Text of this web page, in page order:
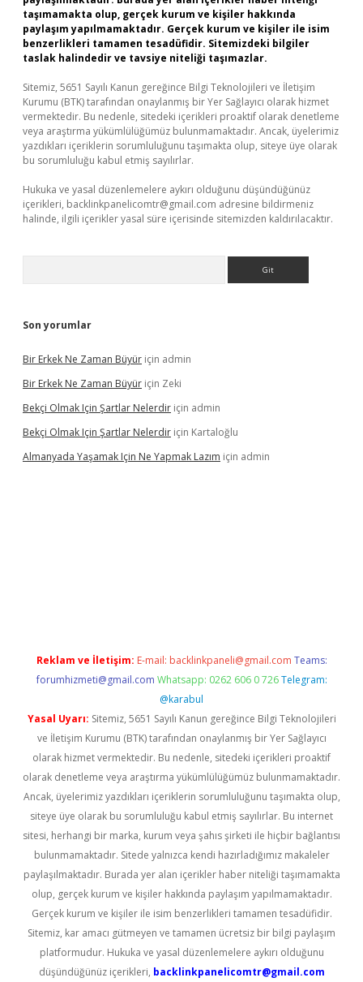
taşımamakta olup, gerçek kurum ve kişiler hakkında
paylaşım yapılmamaktadır. Gerçek kurum ve kişiler ile isim
benzerlikleri tamamen tesadüfidir. Sitemizdeki bilgiler
taslak halindedir ve tavsiye niteliği taşımazlar.
Sitemiz, 5651 Sayılı Kanun gereğince Bilgi Teknolojileri ve İletişim
Kurumu (BTK) tarafından onaylanmış bir Yer Sağlayıcı olarak hizmet
vermektedir. Bu nedenle, sitedeki içerikleri proaktif olarak denetleme
veya araştırma yükümlülüğümüz bulunmamaktadır. Ancak, üyelerimiz
yazdıkları içeriklerin sorumluluğunu taşımakta olup, siteye üye olarak
bu sorumluluğu kabul etmiş sayılırlar.
Hukuka ve yasal düzenlemelere aykırı olduğunu düşündüğünüz
içerikleri, backlinkpanelicomtr@gmail.com adresine bildirmeniz
halinde, ilgili içerikler yasal süre içerisinde sitemizden kaldırılacaktır.
Son yorumlar
Bir Erkek Ne Zaman Büyür için admin
Bir Erkek Ne Zaman Büyür için Zeki
Bekçi Olmak Için Şartlar Nelerdir için admin
Bekçi Olmak Için Şartlar Nelerdir için Kartaloğlu
Almanyada Yaşamak Için Ne Yapmak Lazım için admin
Reklam ve İletişim: E-mail: backlinkpaneli@gmail.com Teams:
forumhizmeti@gmail.com Whatsapp: 0262 606 0 726 Telegram:
@karabul
Yasal Uyarı: Sitemiz, 5651 Sayılı Kanun gereğince Bilgi Teknolojileri
ve İletişim Kurumu (BTK) tarafından onaylanmış bir Yer Sağlayıcı
olarak hizmet vermektedir. Bu nedenle, sitedeki içerikleri proaktif
olarak denetleme veya araştırma yükümlülüğümüz bulunmamaktadır.
Ancak, üyelerimiz yazdıkları içeriklerin sorumluluğunu taşımakta olup,
siteye üye olarak bu sorumluluğu kabul etmiş sayılırlar. Bu internet
sitesi, herhangi bir marka, kurum veya şahıs şirketi ile hiçbir bağlantısı
bulunmamaktadır. Sitede yalnızca kendi hazırladığımız makaleler
paylaşılmaktadır. Burada yer alan içerikler haber niteliği taşımamakta
olup, gerçek kurum ve kişiler hakkında paylaşım yapılmamaktadır.
Gerçek kurum ve kişiler ile isim benzerlikleri tamamen tesadüfidir.
Sitemiz, kar amacı gütmeyen ve tamamen ücretsiz bir bilgi paylaşım
platformudur. Hukuka ve yasal düzenlemelere aykırı olduğunu
düşündüğünüz içerikleri, backlinkpanelicomtr@gmail.com